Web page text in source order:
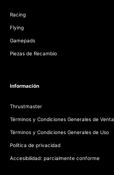
Racing
Flying
Gamepads
Piezas de Recambio
Información
Thrustmaster
Términos y Condiciones Generales de Venta
Términos y Condiciones Generales de Uso
Política de privacidad
Accesibilidad: parcialmente conforme